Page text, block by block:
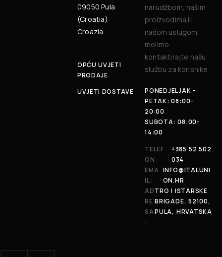
09050 Pula
(Croatia)
Croazia
OPĆU UVJETI
PRODAJE
UVJETI DOSTAVE
narudžbom, našim
proizvodima ili
našom uslugom,
molimo
kontaktirajte našu
službu za korisnike.
PONEDJELJAK -
PETAK: 08:00-
20:00
SUBOTA: 08:00-
14:00
TELEF
ON:
+385 52 502
034
EMA
IL:
INFO@ITALUNI
ON.HR
AD
RE
SA
:
TRG I ISTARSKE
BRIGADE, 52100,
PULA, HRVATSKA